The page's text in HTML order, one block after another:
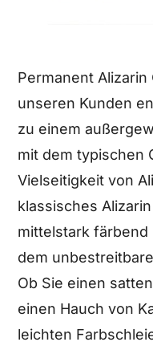
Permanent
unseren Kunden
zu einem
mit dem typischen
Vielseitigkeit von
klassisches
mittelstark färbend
dem
Ob Sie einen
einen Hauch von
leichten